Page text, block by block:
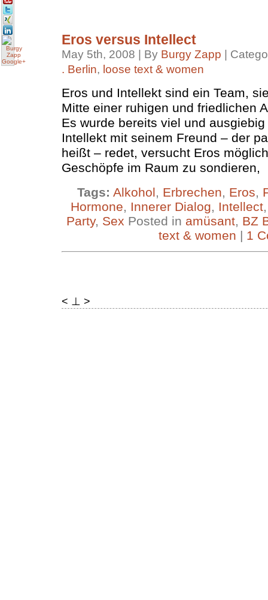
Eros versus Intellect
May 5th, 2008 | By Burgy Zapp |
. Berlin, loose text & women
Eros und Intellekt sind ein Team,
Mitte einer ruhigen und friedlichen
Es wurde bereits viel und
Intellekt mit seinem Freund – der
heißt – redet, versucht Eros
Geschöpfe im Raum zu sondieren,
Tags: Alkohol Erbrechen Eros
Hormone
Innerer Dialog Intellect
Party, Sex Posted in amüsant, BZ
text & women | 1
< ⊥ >